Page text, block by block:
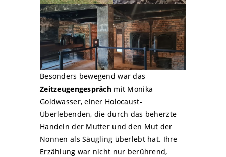
Besonders bewegend war das
Zeitzeugengespräch mit Monika
Goldwasser, einer Holocaust-
Überlebenden, die durch das beherzte
Handeln der Mutter und den Mut der
Nonnen als Säugling überlebt hat. Ihre
Erzählung war nicht nur berührend,